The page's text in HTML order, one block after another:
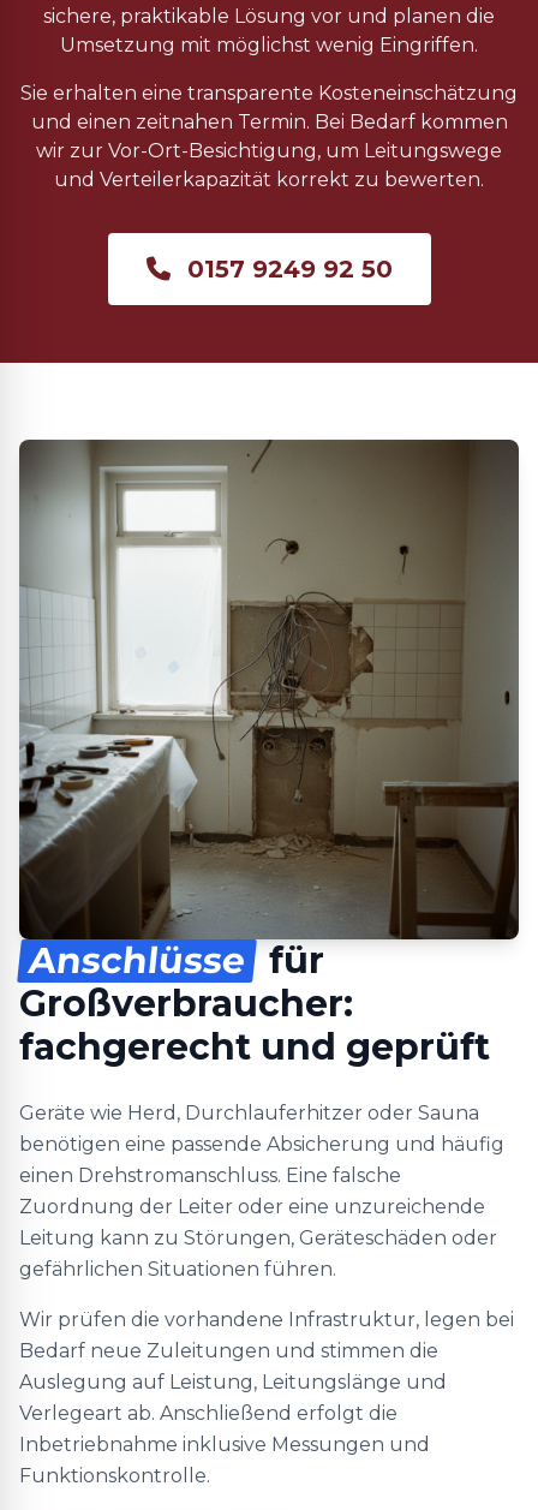
sichere, praktikable Lösung vor und planen die
Umsetzung mit möglichst wenig Eingriffen.
Sie erhalten eine transparente Kosteneinschätzung
und einen zeitnahen Termin. Bei Bedarf kommen
wir zur Vor-Ort-Besichtigung, um Leitungswege
und Verteilerkapazität korrekt zu bewerten.
0157 9249 92 50
Anschlüsse für
Großverbraucher:
fachgerecht und geprüft
Geräte wie Herd, Durchlauferhitzer oder Sauna
benötigen eine passende Absicherung und häufig
einen Drehstromanschluss. Eine falsche
Zuordnung der Leiter oder eine unzureichende
Leitung kann zu Störungen, Geräteschäden oder
gefährlichen Situationen führen.
Wir prüfen die vorhandene Infrastruktur, legen bei
Bedarf neue Zuleitungen und stimmen die
Auslegung auf Leistung, Leitungslänge und
Verlegeart ab. Anschließend erfolgt die
Inbetriebnahme inklusive Messungen und
Funktionskontrolle.